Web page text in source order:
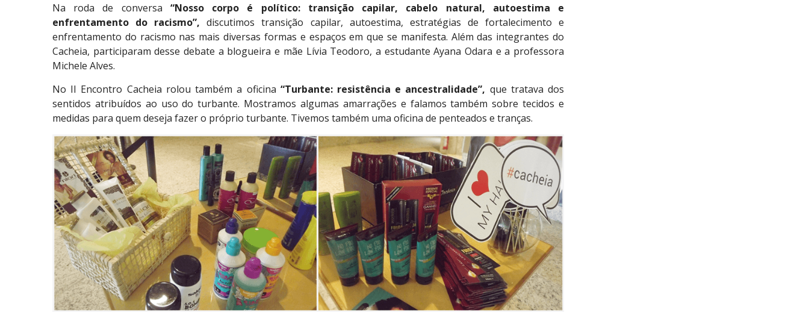
Na roda de conversa “Nosso corpo é político: transição capilar, cabelo natural, autoestima e
enfrentamento do racismo”, discutimos transição capilar, autoestima, estratégias de fortalecimento e
enfrentamento do racismo nas mais diversas formas e espaços em que se manifesta. Além das integrantes do
Cacheia, participaram desse debate a blogueira e mãe Lívia Teodoro, a estudante Ayana Odara e a professora
Michele Alves.
No II Encontro Cacheia rolou também a oficina “Turbante: resistência e ancestralidade”, que tratava dos
sentidos atribuídos ao uso do turbante. Mostramos algumas amarrações e falamos também sobre tecidos e
medidas para quem deseja fazer o próprio turbante. Tivemos também uma oficina de penteados e tranças.